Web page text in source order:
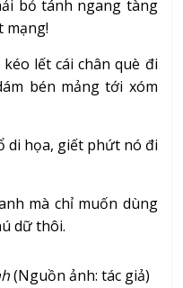
bỏ tánh ngang tàng
mạng!
lết cái chân què đi
bén mảng tới xóm
họa, giết phứt nó đi
mà chỉ muốn dùng
dữ thôi.
(Nguồn ảnh: tác giả)